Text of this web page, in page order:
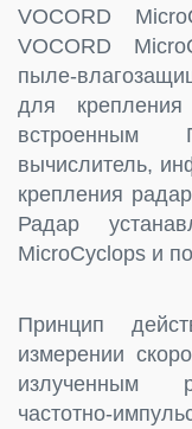
VOCORD
VOCORD
пыле-
для
встроенным
вычислитель,
крепления
Радар
MicroCyclops и
Принцип
измерении
излученным
частотно-